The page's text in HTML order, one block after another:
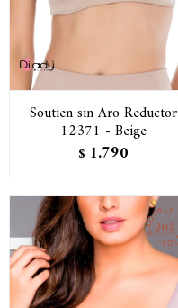
Soutien sin Aro Reductor
12371 - Beige
$ 1.790